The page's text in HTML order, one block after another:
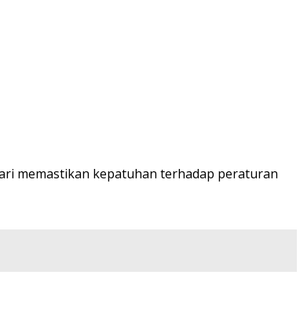
memastikan kepatuhan terhadap peraturan